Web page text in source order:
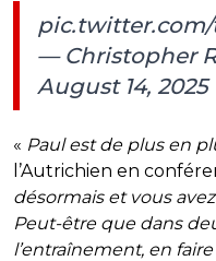
pic.twitter.com/
— Christopher
August 14, 2025
« Paul est de plus en
l’Autrichien en
désormais et vous
Peut-être que dans
l’entraînement, en